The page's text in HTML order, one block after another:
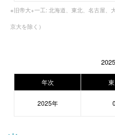
※旧帝大+一工: 北海道、東北、名古屋、
京大を除く）
年次
2025年 0